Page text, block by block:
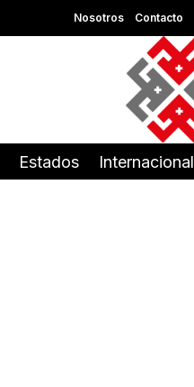
Nosotros Contacto
Estados Internacional